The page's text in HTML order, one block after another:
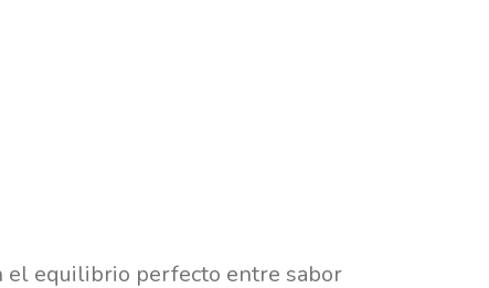
el equilibrio perfecto entre sabor